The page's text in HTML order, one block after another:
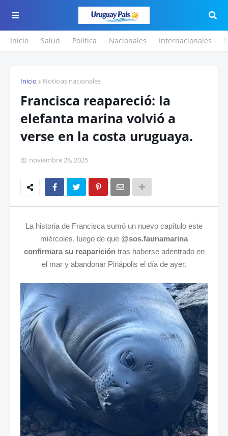
Inicio Salud Política Nacionales Internacionales
Inicio Noticias nacionales
Francisca reapareció: la
elefanta marina volvió a
verse en la costa uruguaya.
noviembre 26, 2025
La historia de Francisca sumó un nuevo capítulo este
miércoles, luego de que @sos.faunamarina
confirmara su reaparicióntras haberse adentrado en
el mar y abandonar Piriápolis el día de ayer.